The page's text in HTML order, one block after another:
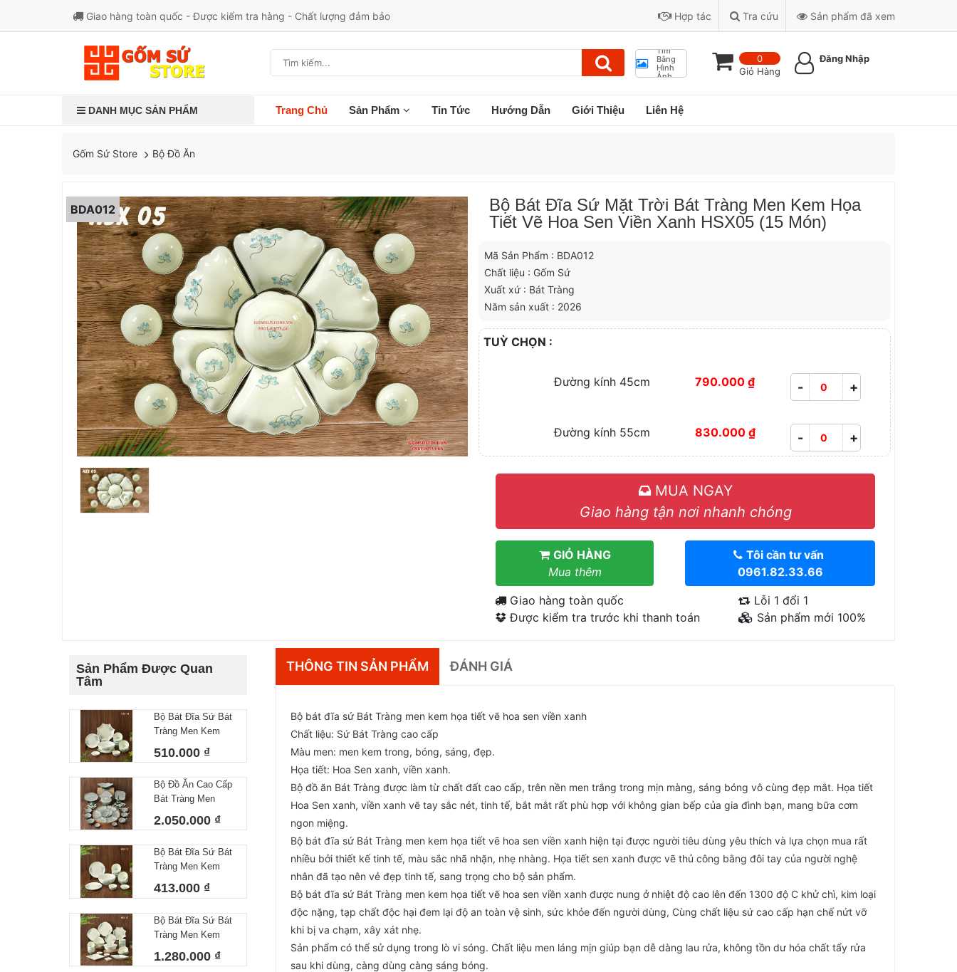
Giao hàng toàn quốc - Được kiểm tra hàng - Chất lượng đảm bảo Hợp tác Tra cứu Sản phẩm đã xem
Tìm
Bằng
Hình
Ảnh
0
Giỏ Hàng
Đăng Nhập
DANH MỤC SẢN PHẨM Trang Chủ Sản Phẩm Tin Tức Hướng Dẫn Giới Thiệu Liên Hệ
Gốm Sứ Store Bộ Đồ Ăn
BDA012
Bộ Bát Đĩa Sứ Mặt Trời Bát Tràng Men Kem Họa
Tiết Vẽ Hoa Sen Viền Xanh HSX05 (15 Món)
Mã Sản Phẩm : BDA012
Chất liệu : Gốm Sứ
Xuất xứ : Bát Tràng
Năm sản xuất : 2026
TUỲ CHỌN :
Đường kính 45cm 790.000 ₫ - +
Đường kính 55cm 830.000 ₫ - +
MUA NGAY
Giao hàng tận nơi nhanh chóng
GIỎ HÀNG
Mua thêm
Tôi cần tư vấn
0961.82.33.66
Giao hàng toàn quốc
Được kiểm tra trước khi thanh toán
Lỗi 1 đổi 1
Sản phẩm mới 100%
Sản Phẩm Được Quan
Tâm
Bộ Bát Đĩa Sứ Bát
Tràng Men Kem
Sen Viền Xanh
510.000 ₫
Bộ Đồ Ăn Cao Cấp
Bát Tràng Men
Tay Hoa Bèo 16
2.050.000 ₫
Bộ Bát Đĩa Sứ Bát
Tràng Men Kem
Họa Tiết Vẽ Hoa
Sen Viền Xanh
413.000 ₫
Bộ Bát Đĩa Sứ Bát
Tràng Men Kem
Sen Viền Xanh
1.280.000 ₫
THÔNG TIN SẢN PHẨM ĐÁNH GIÁ
Bộ bát đĩa sứ Bát Tràng men kem họa tiết vẽ hoa sen viền xanh
Chất liệu: Sứ Bát Tràng cao cấp
Màu men: men kem trong, bóng, sáng, đẹp.
Họa tiết: Hoa Sen xanh, viền xanh.
Bộ đồ ăn Bát Tràng được làm từ chất đất cao cấp, trên nền men trắng trong mịn màng, sáng bóng vô cùng đẹp mắt. Họa tiết
Hoa Sen xanh, viền xanh vẽ tay sắc nét, tinh tế, bắt mắt rất phù hợp với không gian bếp của gia đình bạn, mang bữa cơm
ngon miệng.
Bộ bát đĩa sứ Bát Tràng men kem họa tiết vẽ hoa sen viền xanh hiện tại được người tiêu dùng yêu thích và lựa chọn mua rất
nhiều bởi thiết kế tinh tế, màu sắc nhã nhặn, nhẹ nhàng. Họa tiết sen xanh được vẽ thủ công bằng đôi tay của người nghệ
nhân đã tạo nên vẻ đẹp tinh tế, sang trọng cho bộ sản phẩm.
Bộ bát đĩa sứ Bát Tràng men kem họa tiết vẽ hoa sen viền xanh được nung ở nhiệt độ cao lên đến 1300 độ C khử chì, kim loại
độc nặng, tạp chất độc hại đem lại độ an toàn vệ sinh, sức khỏe đến người dùng, Cùng chất liệu sứ cao cấp hạn chế nứt vỡ
khi bị va chạm, xây xát nhẹ.
Sản phẩm có thể sử dụng trong lò vi sóng. Chất liệu men láng mịn giúp bạn dễ dàng lau rửa, không tồn dư hóa chất tẩy rửa
sau khi dùng, càng dùng càng sáng bóng.